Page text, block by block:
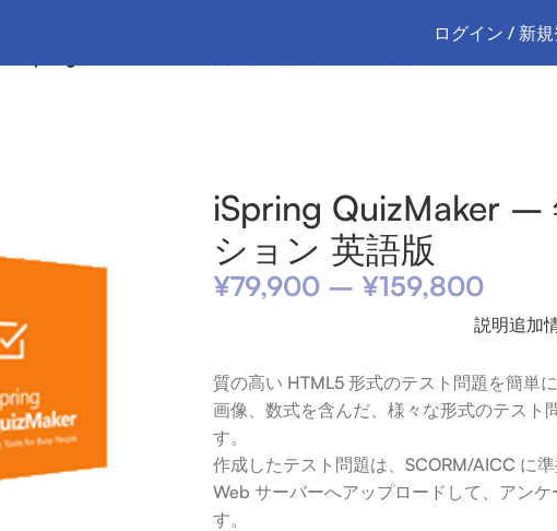
ログイン / 新
iSpring QuizMaker –
ション 英語版
¥79,900 – ¥159,800
説明追加
質の高い HTML5 形式のテスト問題を簡単
画像、数式を含んだ、様々な形式のテスト
す。
作成したテスト問題は、SCORM/AICC に
Web サーバーへアップロードして、アン
す。